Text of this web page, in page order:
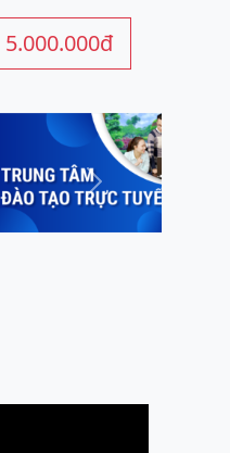
5.000.000đ
Next